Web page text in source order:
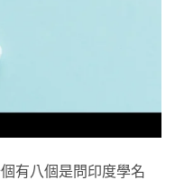
有八個是問印度學名